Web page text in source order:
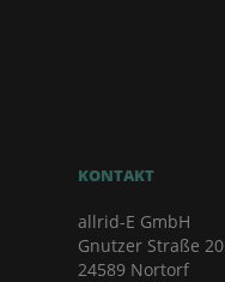
KONTAKT
allrid-E GmbH
Gnutzer Straße 20
24589 Nortorf